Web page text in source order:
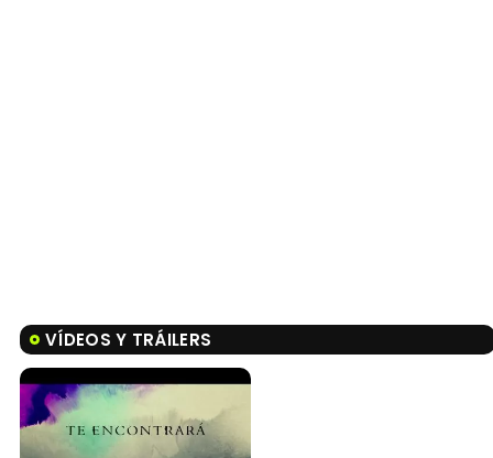
VÍDEOS Y TRÁILERS